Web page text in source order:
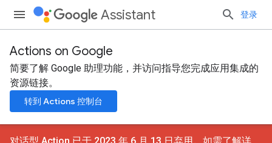
Assistant 登录
Actions on Google
简要了解 Google 助理功能，并访问指导您完成应用集成的
资源链接。
转到 Actions 控制台